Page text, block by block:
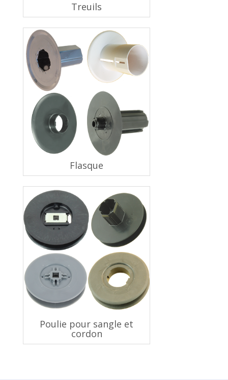
Treuils
Flasque
Poulie pour sangle et
cordon